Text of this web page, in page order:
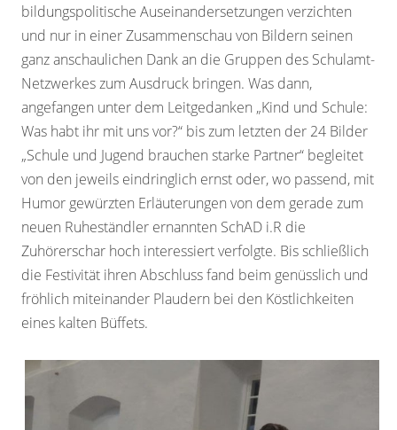
bildungspolitische Auseinandersetzungen verzichten
und nur in einer Zusammenschau von Bildern seinen
ganz anschaulichen Dank an die Gruppen des Schulamt-
Netzwerkes zum Ausdruck bringen. Was dann,
angefangen unter dem Leitgedanken „Kind und Schule:
Was habt ihr mit uns vor?“ bis zum letzten der 24 Bilder
„Schule und Jugend brauchen starke Partner“ begleitet
von den jeweils eindringlich ernst oder, wo passend, mit
Humor gewürzten Erläuterungen von dem gerade zum
neuen Ruheständler ernannten SchAD i.R die
Zuhörerschar hoch interessiert verfolgte. Bis schließlich
die Festivität ihren Abschluss fand beim genüsslich und
fröhlich miteinander Plaudern bei den Köstlichkeiten
eines kalten Büffets.